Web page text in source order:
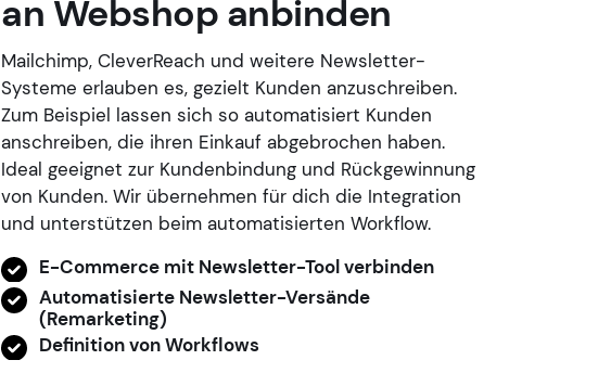
an Webshop anbinden
Mailchimp, CleverReach und weitere Newsletter-
Systeme erlauben es, gezielt Kunden anzuschreiben.
Zum Beispiel lassen sich so automatisiert Kunden
anschreiben, die ihren Einkauf abgebrochen haben.
Ideal geeignet zur Kundenbindung und Rückgewinnung
von Kunden. Wir übernehmen für dich die Integration
und unterstützen beim automatisierten Workflow.
E-Commerce mit Newsletter-Tool verbinden
Automatisierte Newsletter-Versände
(Remarketing)
Definition von Workflows